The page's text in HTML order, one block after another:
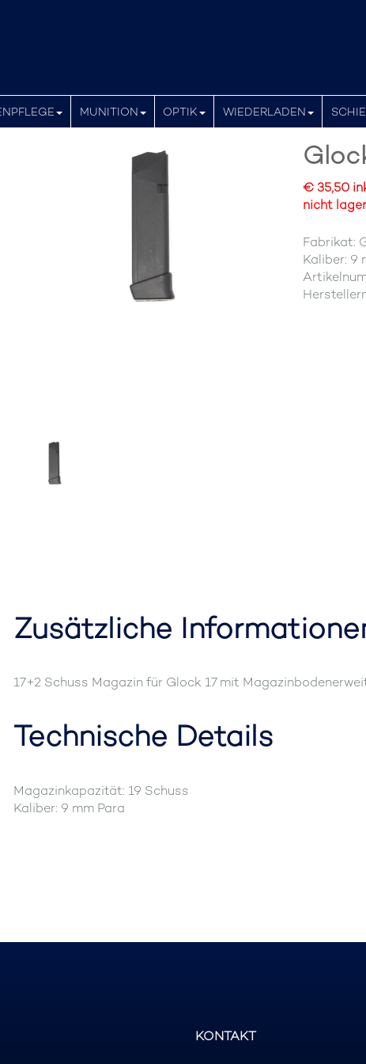
MUNITION OPTIK WIEDERLADEN
€ 35,50
nicht
Fabrikat:
Kaliber: 9
Zusätzliche
17+2 Schuss Magazin für Glock 17 mit
Technische Details
Magazinkapazität: 19 Schuss
Kaliber: 9 mm Para
KONTAKT